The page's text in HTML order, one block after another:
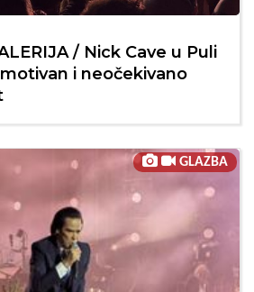
/ Nick Cave u Puli
i neočekivano
GLAZBA